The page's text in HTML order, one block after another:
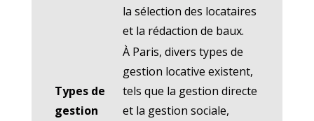
la sélection des locataires
et la rédaction de baux.
Types de
gestion
À Paris, divers types de
gestion locative existent,
tels que la gestion directe
et la gestion sociale,